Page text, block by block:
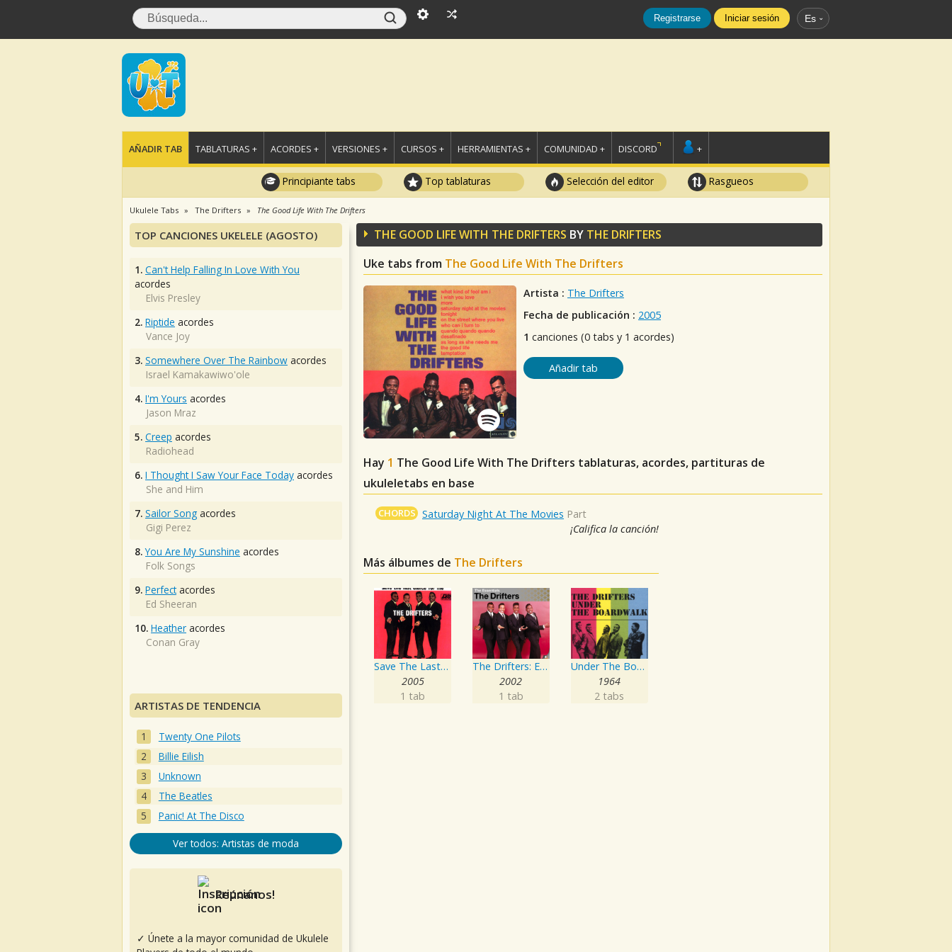
Registrarse Iniciar sesión Es
AÑADIR TAB TABLATURAS + ACORDES + VERSIONES + CURSOS + HERRAMIENTAS + COMUNIDAD + DISCORD +
Principiante tabs Top tablaturas Selección del editor Rasgueos
Ukulele Tabs The Drifters The Good Life With The Drifters
THE GOOD LIFE WITH THE DRIFTERS BY THE DRIFTERS
Uke tabs from The Good Life With The Drifters
Artista : The Drifters
Fecha de publicación : 2005
1 canciones (0 tabs y 1 acordes)
Añadir tab
Hay 1 The Good Life With The Drifters tablaturas, acordes, partituras de
ukuleletabs en base
CHORDS Saturday Night At The Movies Part
¡Califica la canción!
Más álbumes de The Drifters
Save The Last Dance For Me
2005
1 tab
The Drifters: Essentials
2002
1 tab
Under The Boardwalk
1964
2 tabs
TOP CANCIONES UKELELE (AGOSTO)
1. Can't Help Falling In Love With You
acordes
Elvis Presley
2. Riptide acordes
Vance Joy
3. Somewhere Over The Rainbow acordes
Israel Kamakawiwo'ole
4. I'm Yours acordes
Jason Mraz
5. Creep acordes
Radiohead
6. I Thought I Saw Your Face Today acordes
She and Him
7. Sailor Song acordes
Gigi Perez
8. You Are My Sunshine acordes
Folk Songs
9. Perfectacordes
Ed Sheeran
10. Heather acordes
Conan Gray
ARTISTAS DE TENDENCIA
Twenty One Pilots
Billie Eilish
Unknown
The Beatles
Panic! At The Disco
Ver todos: Artistas de moda
Reúnanos!
✓ Únete a la mayor comunidad de Ukulele